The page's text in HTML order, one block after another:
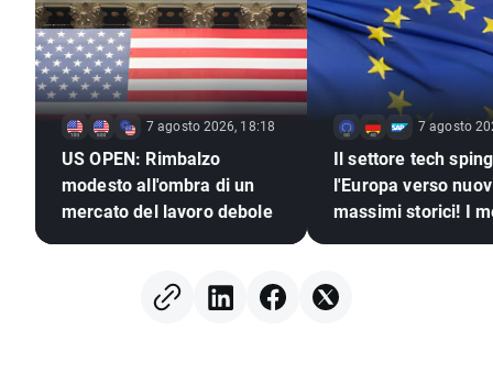
7 agosto 2026, 18:18
US OPEN: Rimbalzo
modesto all'ombra di un
mercato del lavoro debole
7 agosto
Il settore tech
l'Europa verso
massimi storici! I
del dollaro